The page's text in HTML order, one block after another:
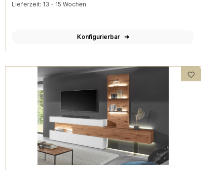
Lieferzeit: 13 - 15 Wochen
Konfigurierbar